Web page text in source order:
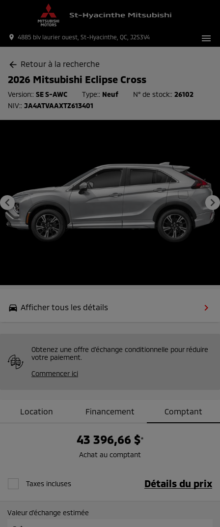
menu
place 4885 blv laurier ouest, St-Hyacinthe, QC, J2S3V4
arrow_back Retour à la recherche
2026 Mitsubishi Eclipse Cross
Version:: SE S-AWC Type:: Neuf N° de stock:: 26102
NIV:: JA4ATVAAXTZ613401
keyboard_arrow_left keyboard_arrow_right
drive_eta Afficher tous les détails keyboard_arrow_right
Obtenez une offre d’échange conditionnelle pour réduire
votre paiement.
Commencer ici
Location Financement Comptant
43 396,66 $*
Achat au comptant
Taxes incluses Détails du prix
Valeur d’échange estimée